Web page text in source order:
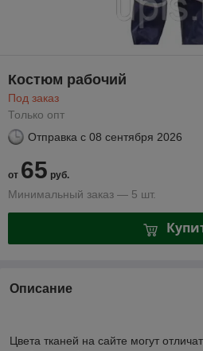
Костюм рабочий
Под заказ
Только опт
Отправка с 08 сентября 2026
от 65 руб.
Минимальный заказ — 5 шт.
Описание
Цвета тканей на сайте могут